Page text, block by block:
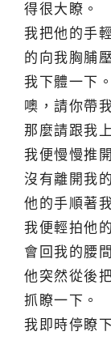
得很大瞭。
我把他的手
的向我胸脯
我下體一下。
噢，請你帶
那麼請跟我
我便慢慢推
沒有離開我
他的手順著
我便輕拍他
會回我的腰間
他突然從後
抓瞭一下。
我即時停瞭